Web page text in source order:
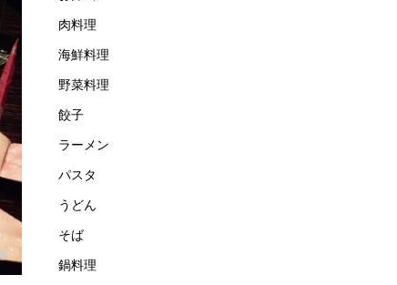
肉料理
海鮮料理
野菜料理
餃子
ラーメン
パスタ
うどん
そば
鍋料理